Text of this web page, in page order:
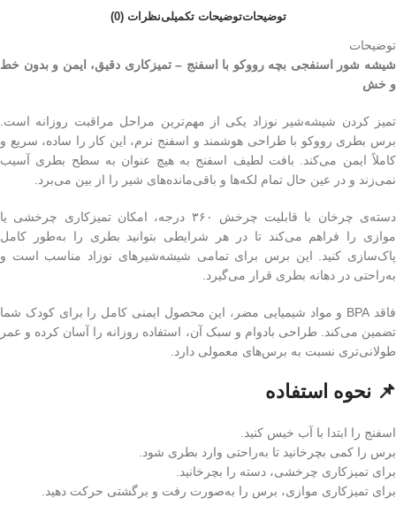
توضیحاتتوضیحات تکمیلینظرات (0)
توضیحات
شیشه شور اسنفجی بچه رووکو با اسفنج – تمیزکاری دقیق، ایمن و بدون خط
و خش
تمیز کردن شیشه‌شیر نوزاد یکی از مهم‌ترین مراحل مراقبت روزانه است.
برس بطری رووکو با طراحی هوشمند و اسفنج نرم، این کار را ساده، سریع و
کاملاً ایمن می‌کند. بافت لطیف اسفنج به هیچ عنوان به سطح بطری آسیب
نمی‌زند و در عین حال تمام لکه‌ها و باقی‌مانده‌های شیر را از بین می‌برد.
دسته‌ی چرخان با قابلیت چرخش ۳۶۰ درجه، امکان تمیزکاری چرخشی یا
موازی را فراهم می‌کند تا در هر شرایطی بتوانید بطری را به‌طور کامل
پاک‌سازی کنید. این برس برای تمامی شیشه‌شیرهای نوزاد مناسب است و
به‌راحتی در دهانه بطری قرار می‌گیرد.
فاقد BPA و مواد شیمیایی مضر، این محصول ایمنی کامل را برای کودک شما
تضمین می‌کند. طراحی بادوام و سبک آن، استفاده روزانه را آسان کرده و عمر
طولانی‌تری نسبت به برس‌های معمولی دارد.
📌 نحوه استفاده
اسفنج را ابتدا با آب خیس کنید.
برس را کمی بچرخانید تا به‌راحتی وارد بطری شود.
برای تمیزکاری چرخشی، دسته را بچرخانید.
برای تمیزکاری موازی، برس را به‌صورت رفت و برگشتی حرکت دهید.